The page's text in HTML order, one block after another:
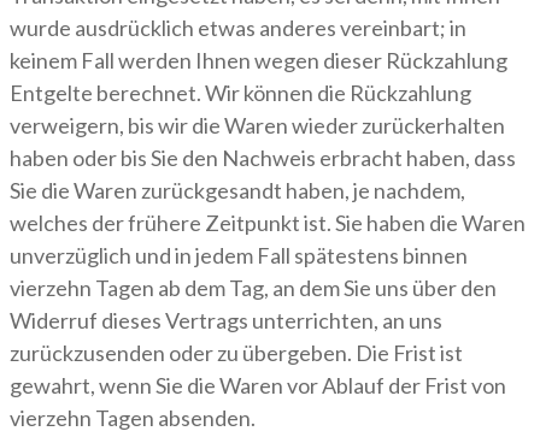
wurde ausdrücklich etwas anderes vereinbart; in
keinem Fall werden Ihnen wegen dieser Rückzahlung
Entgelte berechnet. Wir können die Rückzahlung
verweigern, bis wir die Waren wieder zurückerhalten
haben oder bis Sie den Nachweis erbracht haben, dass
Sie die Waren zurückgesandt haben, je nachdem,
welches der frühere Zeitpunkt ist. Sie haben die Waren
unverzüglich und in jedem Fall spätestens binnen
vierzehn Tagen ab dem Tag, an dem Sie uns über den
Widerruf dieses Vertrags unterrichten, an uns
zurückzusenden oder zu übergeben. Die Frist ist
gewahrt, wenn Sie die Waren vor Ablauf der Frist von
vierzehn Tagen absenden.